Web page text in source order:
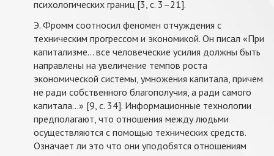
психологических границ [3, с. 3–21].
Э. Фромм соотносил феномен отчуждения с
техническим прогрессом и экономикой. Он писал «При
капитализме... все человеческие усилия должны быть
направлены на увеличение темпов роста
экономической системы, умножения капитала, причем
не ради собственного благополучия, а ради самого
капитала...» [9, с. 34]. Информационные технологии
предполагают, что отношения между людьми
осуществляются с помощью технических средств.
Означает ли это что они уподобятся отношениям